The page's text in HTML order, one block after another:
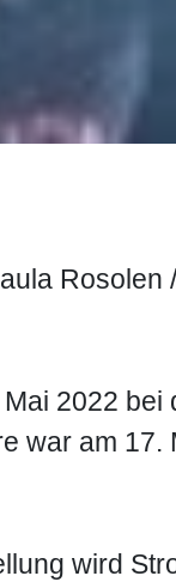
2022
war am
wird